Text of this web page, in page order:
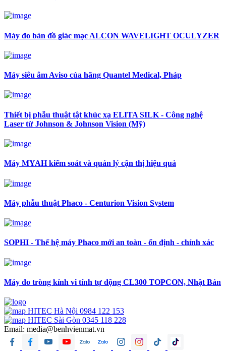
Máy đo bản đồ giác mạc ALCON WAVELIGHT OCULYZER
Máy siêu âm Aviso của hãng Quantel Medical, Pháp
Thiết bị phẫu thuật tật khúc xạ ELITA SILK - Công nghệ
Laser từ Johnson & Johnson Vision (Mỹ)
Máy MYAH kiểm soát và quản lý cận thị hiệu quả
Máy phẫu thuật Phaco - Centurion Vision System
SOPHI - Thế hệ máy Phaco mới an toàn - ổn định - chính xác
Máy đo tròng kính vi tính tự động CL300 TOPCON, Nhật Bản
HITEC Hà Nội 0984 122 153
HITEC Sài Gòn 0345 118 228
Email: media@benhvienmat.vn